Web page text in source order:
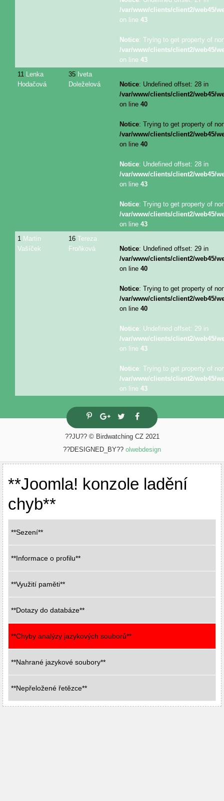
/var/www/clients/client2/web45/
on line 43
Notice: Trying to get property of
/var/www/clients/client2/web45/
on line 43
11 Lenka
Hodačová
35 Iveta
Doleželová
Notice: Undefined offset: 28 in
/var/www/clients/client2/web45/
on line 40
Notice: Trying to get property of
/var/www/clients/client2/web45/
on line 40
Notice: Undefined offset: 28 in
/var/www/clients/client2/web45/
on line 43
Notice: Trying to get property of
/var/www/clients/client2/web45/
on line 43
1 Martin
Vašíček
16 Tereza
Froňková
Notice: Undefined offset: 29 in
/var/www/clients/client2/web45/
on line 40
Notice: Trying to get property of
/var/www/clients/client2/web45/
on line 40
Notice: Undefined offset: 29 in
/var/www/clients/client2/web45/
on line 43
Notice: Trying to get property of
/var/www/clients/client2/web45/
on line 43
??JU?? © Birdwatching CZ 2021
??DESIGNED_BY?? olwebdesign
**Joomla! konzole ladění
chyb**
**Sezení**
**Informace o profilu**
**Využití paměti**
**Dotazy do databáze**
**Chyby analýzy jazykových souborů**
**Nahrané jazykové soubory**
**Nepřeložené řetězce**